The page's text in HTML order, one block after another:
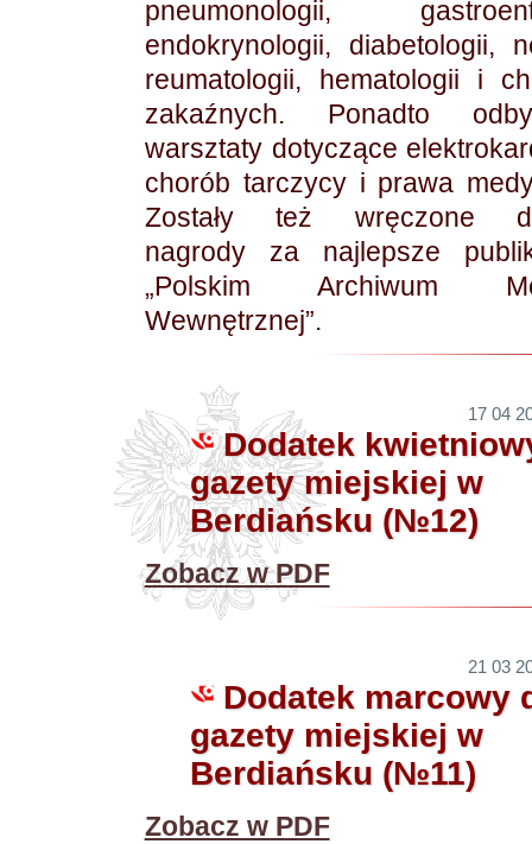
pneumonologii,
endokrynologii, diabetologii,
reumatologii, hematologii i
zakaźnych. Ponadto
warsztaty dotyczące
chorób tarczycy i prawa
Zostały też wręczone
nagrody za najlepsze
„Polskim Archiwum
Wewnętrznej”.
17 04
Dodatek
gazety miejskiej w
Berdiańsku (№12)
Zobacz w PDF
21 03
Dodatek marcowy
gazety miejskiej w
Berdiańsku (№11)
Zobacz w PDF